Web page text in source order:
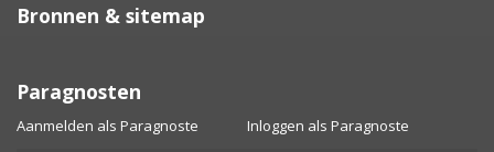
Bronnen & sitemap
Paragnosten
Aanmelden als Paragnoste Inloggen als Paragnoste